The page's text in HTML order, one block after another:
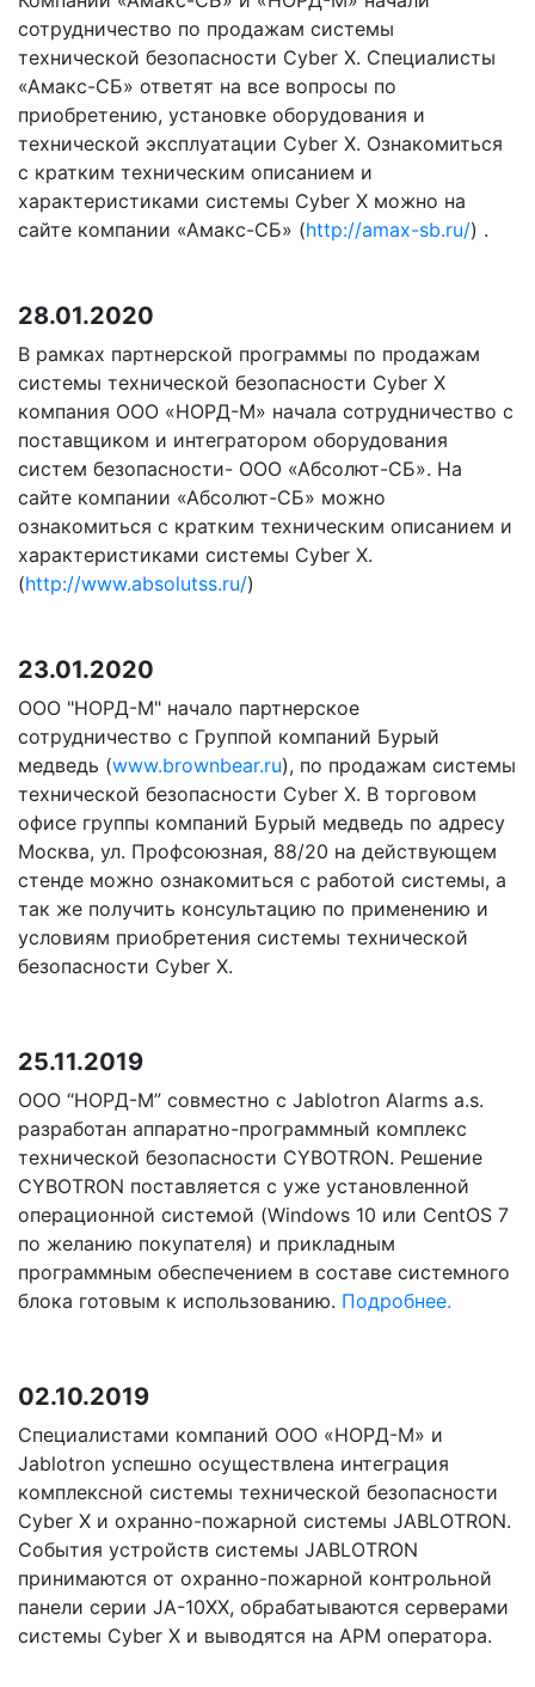
сотрудничество по продажам системы
технической безопасности Cyber X. Специалисты
«Амакс-СБ» ответят на все вопросы по
приобретению, установке оборудования и
технической эксплуатации Cyber X. Ознакомиться
с кратким техническим описанием и
характеристиками системы Cyber X можно на
сайте компании «Амакс-СБ» (http://amax-sb.ru/) .
28.01.2020
В рамках партнерской программы по продажам
системы технической безопасности Cyber X
компания ООО «НОРД-М» начала сотрудничество с
поставщиком и интегратором оборудования
систем безопасности- ООО «Абсолют-СБ». На
сайте компании «Абсолют-СБ» можно
ознакомиться с кратким техническим описанием и
характеристиками системы Cyber X.
(http://www.absolutss.ru/)
23.01.2020
ООО "НОРД-М" начало партнерское
сотрудничество с Группой компаний Бурый
медведь (www.brownbear.ru), по продажам системы
технической безопасности Cyber X. В торговом
офисе группы компаний Бурый медведь по адресу
Москва, ул. Профсоюзная, 88/20 на действующем
стенде можно ознакомиться с работой системы, а
так же получить консультацию по применению и
условиям приобретения системы технической
безопасности Cyber X.
25.11.2019
ООО “НОРД-М” совместно с Jablotron Alarms a.s.
разработан аппаратно-программный комплекс
технической безопасности CYBOTRON. Решение
CYBOTRON поставляется с уже установленной
операционной системой (Windows 10 или CentOS 7
по желанию покупателя) и прикладным
программным обеспечением в составе системного
блока готовым к использованию. Подробнее.
02.10.2019
Специалистами компаний ООО «НОРД-М» и
Jablotron успешно осуществлена интеграция
комплексной системы технической безопасности
Cyber X и охранно-пожарной системы JABLOTRON.
События устройств системы JABLOTRON
принимаются от охранно-пожарной контрольной
панели серии JA-10XX, обрабатываются серверами
системы Cyber X и выводятся на АРМ оператора.